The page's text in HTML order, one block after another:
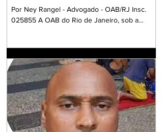
Por Ney Rangel - Advogado - OAB/RJ Insc.
025855 A OAB do Rio de Janeiro, sob a
Comissões formadas por Advogados e
Advogadas com a missão de trabalharem com
a Garantia Constitucional inscrita no art. 133 da
nossa Carta Política de 1988, realizando um
grandioso Projeto de Participação da Ordem
dos Advogados na preparação dos
profissionais da Advocacia para aperfe